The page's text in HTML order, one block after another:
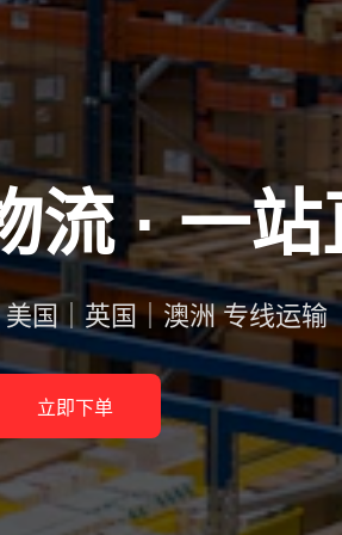
流 · 一
国｜英国｜澳洲 专线运输
立即下单